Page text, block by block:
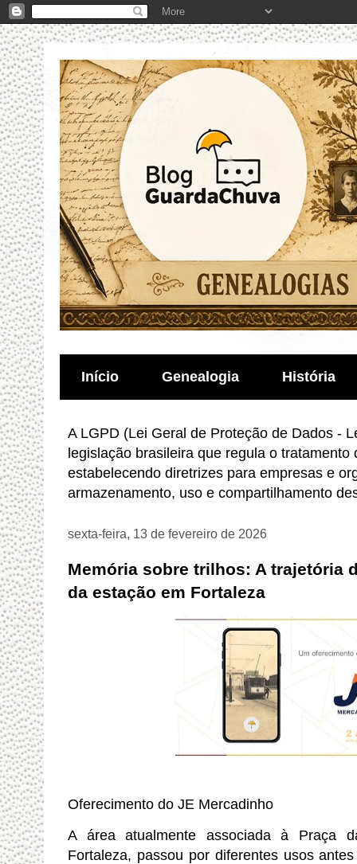
Início Genealogia História
A LGPD (Lei Geral de Proteção de Dados -
legislação brasileira que regula o tratamento
estabelecendo diretrizes para empresas e
armazenamento, uso e compartilhamento
sexta-feira, 13 de fevereiro de 2026
Memória sobre trilhos: A trajetória
da estação em Fortaleza
Oferecimento do JE Mercadinho
A área atualmente associada à Praça
Fortaleza, passou por diferentes usos